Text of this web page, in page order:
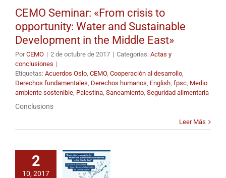
CEMO Seminar: «From crisis to
opportunity: Water and Sustainable
Development in the Middle East»
PorCEMO | 2 de octubre de 2017 | Categorías: Actas y
conclusiones |
Etiquetas: Acuerdos Oslo, CEMO, Cooperación al desarrollo,
Derechos fundamentales, Derechos humanos, English, fpsc, Medio
ambiente sostenible, Palestina, Saneamiento, Seguridad alimentaria
Conclusions
Leer Más
2
10, 2017